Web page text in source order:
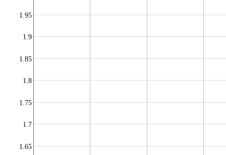
1.65
1.7
1.75
1.8
1.85
1.9
1.95